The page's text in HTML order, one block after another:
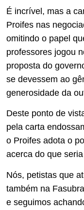
É incrível, mas a
Proifes nas
omitindo o papel
professores jogou
proposta do
se devessem ao
generosidade da
Deste ponto de
pela carta
o Proifes adota o
acerca do que
Nós, petistas que
também na
e seguimos